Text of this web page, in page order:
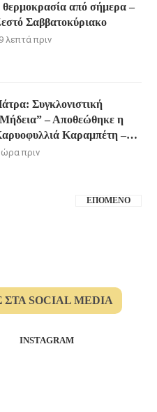
θερμοκρασία από σήμερα –
Σαββατοκύριακο
λεπτά πριν
Συγκλονιστική
– Αποθεώθηκε η
Καραμπέτη –
ώρα πριν
ΕΠΌΜΕΝΟ
SOCIAL MEDIA
INSTAGRAM